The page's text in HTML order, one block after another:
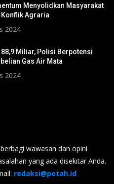
Menyolidkan Masyarakat
Konflik Agraria
2024
Miliar, Polisi Berpotensi
Gas Air Mata
2024
wawasan dan opini
yang ada disekitar Anda.
redaksi@petah.id